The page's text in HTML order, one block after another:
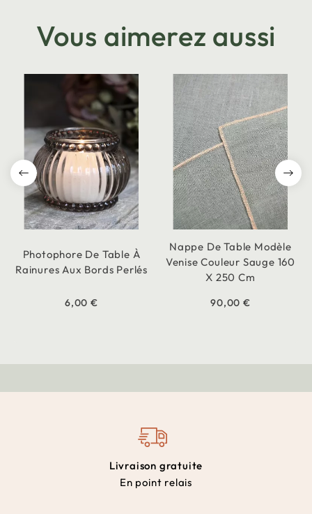
Vous aimerez aussi
Photophore De Table À
Rainures Aux Bords Perlés
6,00 €
Nappe De Table Modèle
Venise Couleur Sauge 160
X 250 Cm
90,00 €
Livraison gratuite
En point relais